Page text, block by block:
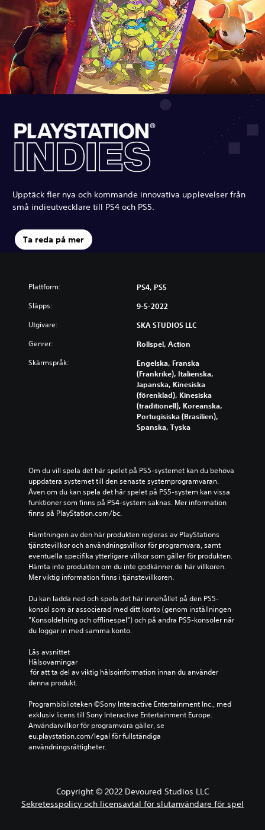
Upptäck fler nya och kommande innovativa upplevelser från
små indieutvecklare till PS4 och PS5.
Ta reda på mer
Plattform: PS4, PS5
Släpps: 9-5-2022
Utgivare: SKA STUDIOS LLC
Genrer: Rollspel, Action
Skärmspråk:
Engelska, Franska
(Frankrike), Italienska,
Japanska, Kinesiska
(förenklad), Kinesiska
(traditionell), Koreanska,
Portugisiska (Brasilien),
Spanska, Tyska
Om du vill spela det här spelet på PS5-systemet kan du behöva
uppdatera systemet till den senaste systemprogramvaran.
Även om du kan spela det här spelet på PS5-system kan vissa
funktioner som finns på PS4-system saknas. Mer information
finns på PlayStation.com/bc.
Hämtningen av den här produkten regleras av PlayStations
tjänstevillkor och användningsvillkor för programvara, samt
eventuella specifika ytterligare villkor som gäller för produkten.
Hämta inte produkten om du inte godkänner de här villkoren.
Mer viktig information finns i tjänstevillkoren.
Du kan ladda ned och spela det här innehållet på den PS5-
konsol som är associerad med ditt konto (genom inställningen
”Konsoldelning och offlinespel”) och på andra PS5-konsoler när
du loggar in med samma konto.
Läs avsnittet
Hälsovarningar
denna produkt.
Programbiblioteken ©Sony Interactive Entertainment Inc., med
exklusiv licens till Sony Interactive Entertainment Europe.
Användarvillkor för programvara gäller, se
eu.playstation.com/legal för fullständiga
användningsrättigheter.
Copyright © 2022 Devoured Studios LLC
Sekretesspolicy och licensavtal för slutanvändare för spel